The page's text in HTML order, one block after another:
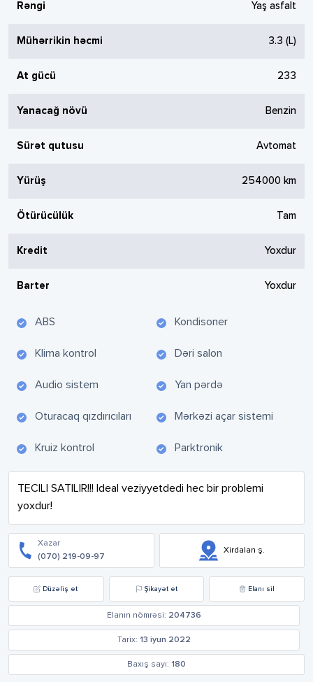
Rəngi Yaş asfalt
Mühərrikin həcmi 3.3 (L)
At gücü 233
Yanacağ növü Benzin
Sürət qutusu Avtomat
Yürüş 254000 km
Ötürücülük Tam
Kredit Yoxdur
Barter Yoxdur
ABS Kondisoner
Klima kontrol Dəri salon
Audio sistem Yan pərdə
Oturacaq qızdırıcıları Mərkəzi açar sistemi
Kruiz kontrol Parktronik
TECILI SATILIR!!! Ideal veziyyetdedi hec bir problemi
yoxdur!
Xazar
(070) 219-09-97
Xirdalan ş.
Düzəliş et Şikayət et Elanı sil
Elanın nömrəsi: 204736
Tarix: 13 iyun 2022
Baxış sayı: 180